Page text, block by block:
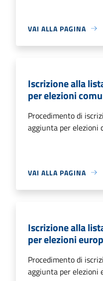
VAI ALLA PAGINA
Iscrizione alla
per elezioni
Procedimento di
aggiunta per elezioni
VAI ALLA PAGINA
Iscrizione alla
per elezioni
Procedimento di
aggiunta per elezioni